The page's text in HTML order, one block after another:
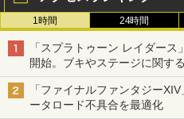
1時間 24時間
「スプラトゥーン レイダー
開始。ブキやステージに関す
「ファイナルファンタジー
ータロード不具合を最適化